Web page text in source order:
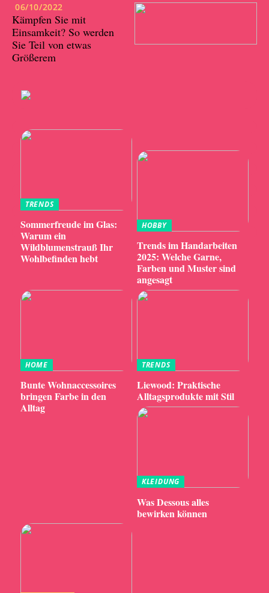
06/10/2022
Kämpfen Sie mit
Einsamkeit? So werden
Sie Teil von etwas
Größerem
TRENDS
Sommerfreude im Glas:
Warum ein
Wildblumenstrauß Ihr
Wohlbefinden hebt
HOBBY
Trends im Handarbeiten
2025: Welche Garne,
Farben und Muster sind
angesagt
HOME
Bunte Wohnaccessoires
bringen Farbe in den
Alltag
TRENDS
Liewood: Praktische
Alltagsprodukte mit Stil
KLEIDUNG
Was Dessous alles
bewirken können